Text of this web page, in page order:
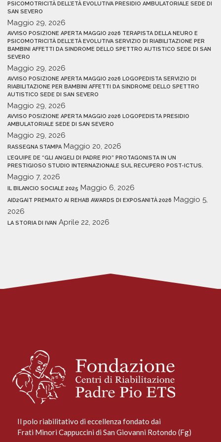
PSICOMOTRICITÀ DELL’ETÀ EVOLUTIVA PRESIDIO AMBULATORIALE SEDE DI
SAN SEVERO
Maggio 29, 2026
AVVISO POSIZIONE APERTA MAGGIO 2026 TERAPISTA DELLA NEURO E
PSICOMOTRICITÀ DELL’ETÀ EVOLUTIVA SERVIZIO DI RIABILITAZIONE PER
BAMBINI AFFETTI DA SINDROME DELLO SPETTRO AUTISTICO SEDE DI SAN
SEVERO
Maggio 29, 2026
AVVISO POSIZIONE APERTA MAGGIO 2026 LOGOPEDISTA SERVIZIO DI
RIABILITAZIONE PER BAMBINI AFFETTI DA SINDROME DELLO SPETTRO
AUTISTICO SEDE DI SAN SEVERO
Maggio 29, 2026
AVVISO POSIZIONE APERTA MAGGIO 2026 LOGOPEDISTA PRESIDIO
AMBULATORIALE SEDE DI SAN SEVERO
Maggio 29, 2026
RASSEGNA STAMPA Maggio 20, 2026
L’EQUIPE DE “GLI ANGELI DI PADRE PIO” PROTAGONISTA IN UN
PRESTIGIOSO STUDIO INTERNAZIONALE SUL RECUPERO POST-ICTUS.
Maggio 7, 2026
IL BILANCIO SOCIALE 2025 Maggio 6, 2026
AID2GAIT PREMIATO AI REHAB AWARDS DI EXPOSANITÀ 2026 Maggio 5,
2026
LA STORIA DI IVAN Aprile 22, 2026
Il polo riabilitativo di eccellenza fondato dai
Frati Minori Cappuccini di San Giovanni Rotondo (Fg)